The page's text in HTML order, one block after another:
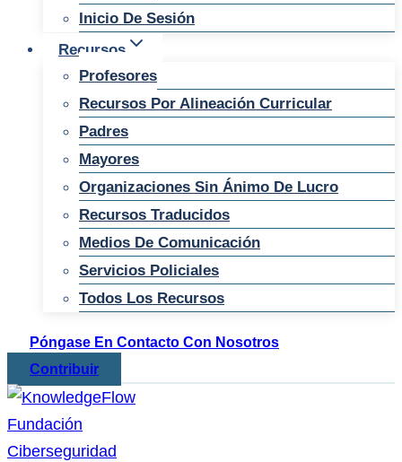
Inicio De Sesión
Recursos
Profesores
Recursos Por Alineación Curricular
Padres
Mayores
Organizaciones Sin Ánimo De Lucro
Recursos Traducidos
Medios De Comunicación
Servicios Policiales
Todos Los Recursos
Póngase En Contacto Con Nosotros
Contribuir